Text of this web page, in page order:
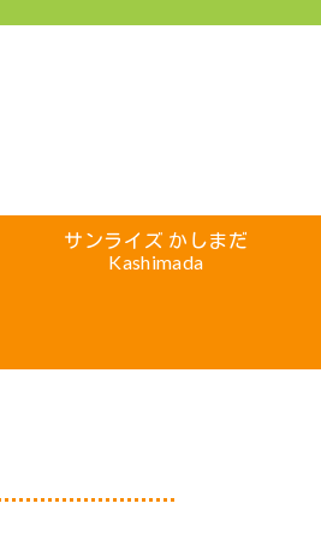
サンライズ かしまだ
Kashimada